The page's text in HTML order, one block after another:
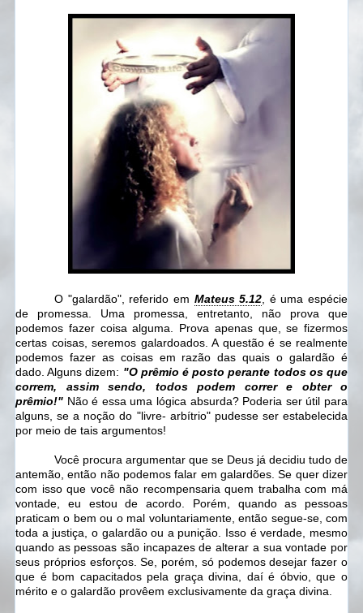
O "galardão", referido em Mateus 5.12, é uma espécie
de promessa. Uma promessa, entretanto, não prova que
podemos fazer coisa alguma. Prova apenas que, se fizermos
certas coisas, seremos galardoados. A questão é se realmente
podemos fazer as coisas em razão das quais o galardão é
dado. Alguns dizem: "O prêmio é posto perante todos os que
correm, assim sendo, todos podem correr e obter o
prêmio!" Não é essa uma lógica absurda? Poderia ser útil para
alguns, se a noção do "livre- arbítrio" pudesse ser estabelecida
por meio de tais argumentos!
Você procura argumentar que se Deus já decidiu tudo de
antemão, então não podemos falar em galardões. Se quer dizer
com isso que você não recompensaria quem trabalha com má
vontade, eu estou de acordo. Porém, quando as pessoas
praticam o bem ou o mal voluntariamente, então segue-se, com
toda a justiça, o galardão ou a punição. Isso é verdade, mesmo
quando as pessoas são incapazes de alterar a sua vontade por
seus próprios esforços. Se, porém, só podemos desejar fazer o
que é bom capacitados pela graça divina, daí é óbvio, que o
mérito e o galardão provêem exclusivamente da graça divina.